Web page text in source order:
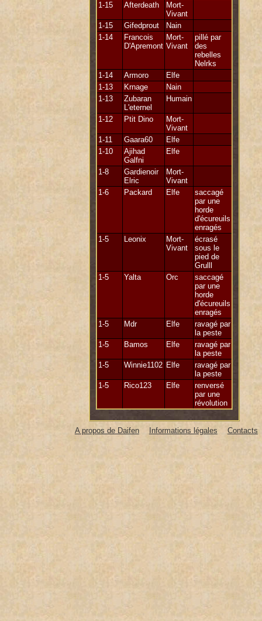
1-15
Afterdeath
Mort-
Vivant
1-15
Gifedprout
Nain
1-14
Francois
D'Apremont
Mort-
Vivant
pillé par
des
rebelles
Nelrks
1-14
Armoro
Elfe
1-13
Krnage
Nain
1-13
Zubaran
L'eternel
Humain
1-12 Ptit Dino
Mort-
Vivant
1-11
Gaara60
Elfe
1-10
Ajihad
Galfni
Elfe
1-8
Gardienoir
Elric
Mort-
Vivant
1-6
Packard Elfe
saccagé
par une
horde
d'écureuils
enragés
1-5
Leonix
Mort-
Vivant
écrasé
sous le
pied de
Grulll
1-5
Yalta Orc
saccagé
par une
horde
d'écureuils
enragés
1-5
Mdr Elfe
ravagé par
la peste
1-5
Bamos Elfe
ravagé par
la peste
1-5
Winnie1102 Elfe
ravagé par
la peste
1-5
Rico123 Elfe
renversé
par une
révolution
A propos de Daifen Informations légales Contacts